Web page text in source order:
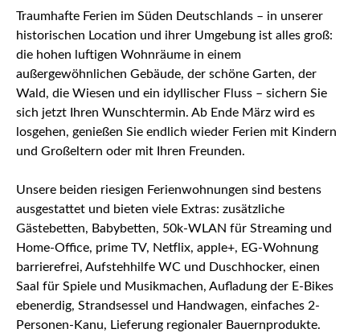
Traumhafte Ferien im Süden Deutschlands – in unserer
historischen Location und ihrer Umgebung ist alles groß:
die hohen luftigen Wohnräume in einem
außergewöhnlichen Gebäude, der schöne Garten, der
Wald, die Wiesen und ein idyllischer Fluss – sichern Sie
sich jetzt Ihren Wunschtermin. Ab Ende März wird es
losgehen, genießen Sie endlich wieder Ferien mit Kindern
und Großeltern oder mit Ihren Freunden.
Unsere beiden riesigen Ferienwohnungen sind bestens
ausgestattet und bieten viele Extras: zusätzliche
Gästebetten, Babybetten, 50k-WLAN für Streaming und
Home-Office, prime TV, Netflix, apple+, EG-Wohnung
barrierefrei, Aufstehhilfe WC und Duschhocker, einen
Saal für Spiele und Musikmachen, Aufladung der E-Bikes
ebenerdig, Strandsessel und Handwagen, einfaches 2-
Personen-Kanu, Lieferung regionaler Bauernprodukte.